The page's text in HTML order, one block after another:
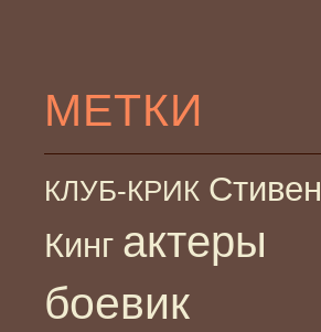
МЕТКИ
КЛУБ-КРИК Стивен
Кинг актеры
боевик